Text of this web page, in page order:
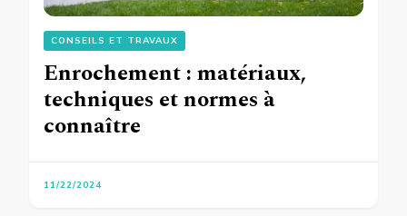
CONSEILS ET TRAVAUX
Enrochement : matériaux,
techniques et normes à
connaître
11/22/2024